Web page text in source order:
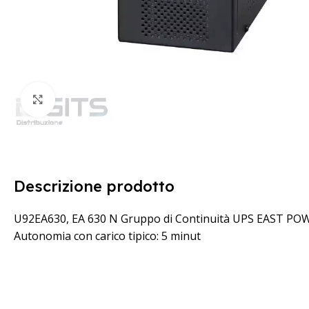
Clicca per ingrandire
Descrizione prodotto
U92EA630, EA 630 N Gruppo di Continuità UPS EAST
Autonomia con carico tipico: 5 minut